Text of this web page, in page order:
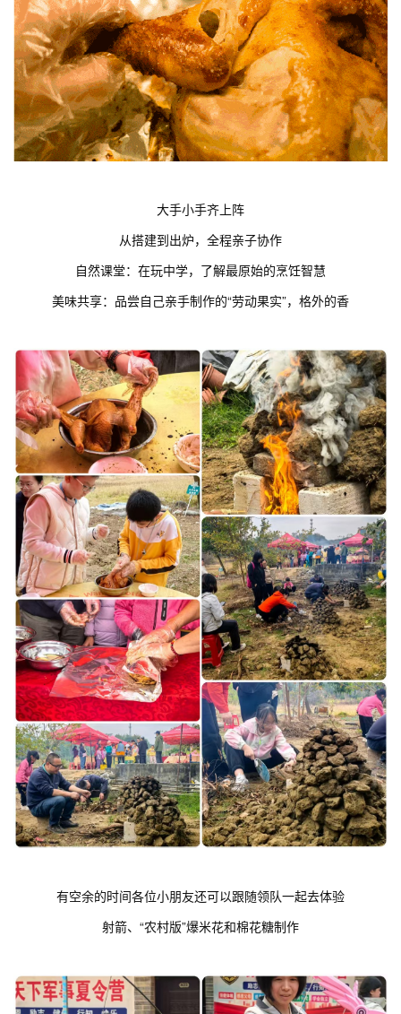
大手小手齐上阵
从搭建到出炉，全程亲子协作
自然课堂：在玩中学，了解最原始的烹饪智慧
美味共享：品尝自己亲手制作的“劳动果实”，格外的香
有空余的时间各位小朋友还可以跟随领队一起去体验
射箭、“农村版”爆米花和棉花糖制作